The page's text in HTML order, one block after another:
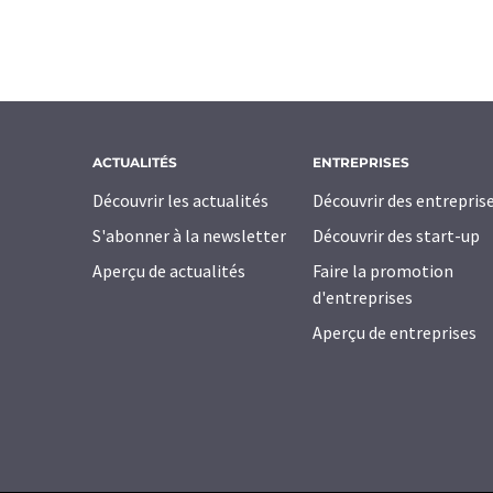
ACTUALITÉS
Découvrir les actualités
S'abonner à la newsletter
Aperçu de actualités
ENTREPRISES
Découvrir des
Découvrir des start-up
Faire la promotion
d'entreprises
Aperçu de entreprises